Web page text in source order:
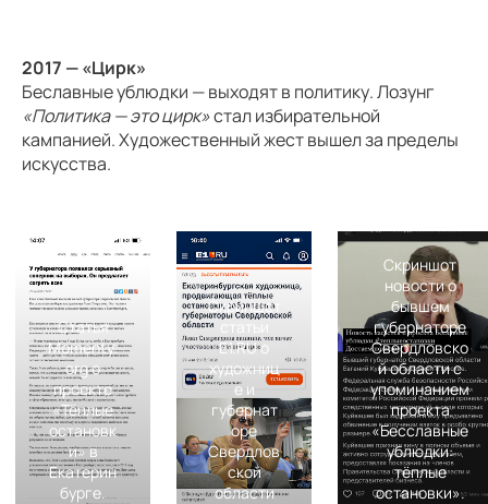
2017 — «Цирк»
Беславные ублюдки — выходят в политику. Лозунг
«Политика — это цирк»стал избирательной
кампанией. Художественный жест вышел за пределы
искусства.
Скриншот
статьи
E1.RU о
художниц
е и
губернат
оре
Свердлов
ской
области
Скриншот
новости о
бывшем
губернаторе
Свердловско
й области с
упоминанием
проекта
«Бесславные
ублюдки:
тёплые
остановки».
Скриншот
губернатора
серьезный